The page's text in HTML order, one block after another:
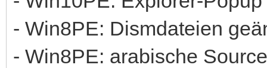
- Win8PE: Dismdateien
- Win8PE: arabische